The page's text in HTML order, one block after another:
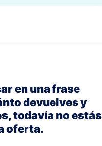
en una frase
devuelves y
todavía no estás
oferta.